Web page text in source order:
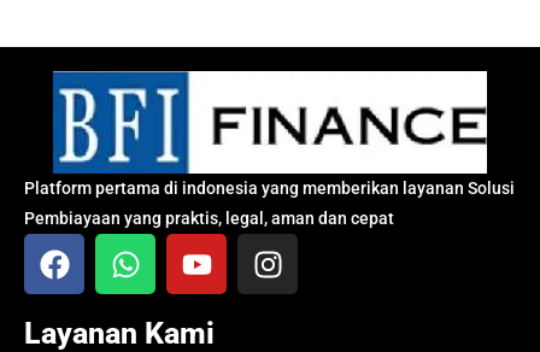
Platform pertama di indonesia yang memberikan layanan Solusi
Pembiayaan yang praktis, legal, aman dan cepat
Layanan Kami